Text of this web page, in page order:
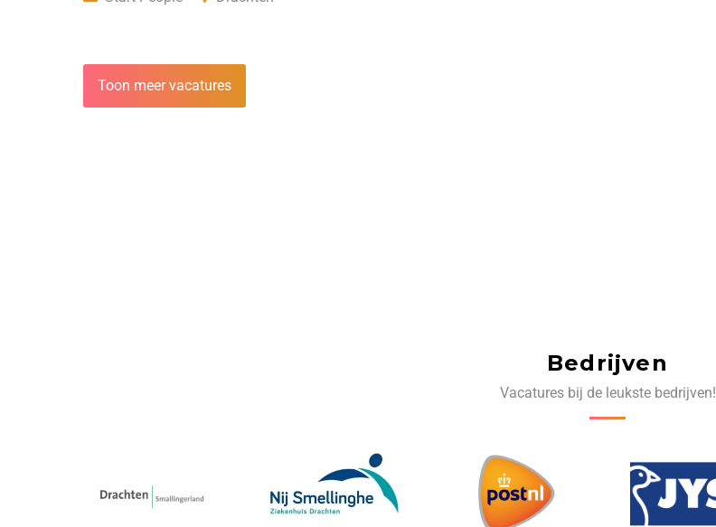
Toon meer vacatures
Bedrijven
Vacatures bij de leukste bedrijven!